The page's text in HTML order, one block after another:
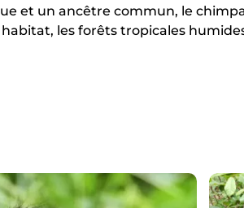
et un ancêtre commun, le
les forêts tropicales